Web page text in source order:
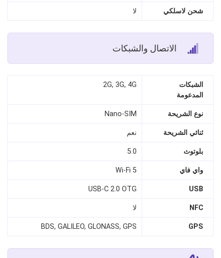
شحن لاسلكي لا
الاتصال والشبكات
الشبكات
المدعومة
2G, 3G, 4G
نوع الشريحة Nano‑SIM
ثنائي الشريحة نعم
بلوتوث 5.0
واي فاي Wi‑Fi 5
USB
USB‑C 2.0 OTG
NFC لا
GPS
BDS, GALILEO, GLONASS, GPS